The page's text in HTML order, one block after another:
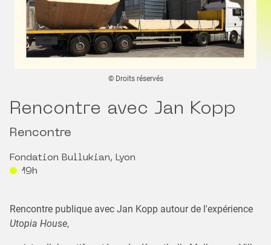
© Droits réservés
Rencontre avec Jan Kopp
Rencontre
Fondation Bullukian, Lyon
19h
Rencontre publique avec Jan Kopp autour de l'expérience
Utopia House,